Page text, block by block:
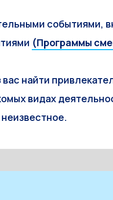
событиями,
(Программы
найти
видах